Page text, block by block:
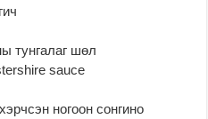
тунгалаг шөл
sauce
ногоон сонгино